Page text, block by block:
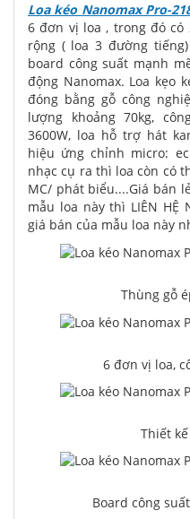
Loa kéo Nanomax Pro-
6 đơn vị loa , trong đó có
rộng ( loa 3 đường
board công suất mạnh
động Nanomax. Loa kẹo
đóng bằng gỗ công
lượng khoảng 70kg,
3600W, loa hỗ trợ hát
hiệu ứng chỉnh micro:
nhạc cụ ra thì loa còn có
MC/ phát biểu....Giá bán
mẫu loa này thì LIÊN HỆ
giá bán của mẫu loa này
Thùng gỗ
6 đơn vị loa,
Thiết
Board công